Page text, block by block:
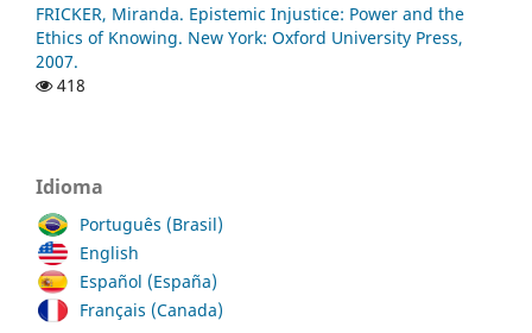
FRICKER, Miranda. Epistemic Injustice: Power and the
Ethics of Knowing. New York: Oxford University Press,
2007.
418
Idioma
Português (Brasil)
English
Español (España)
Français (Canada)